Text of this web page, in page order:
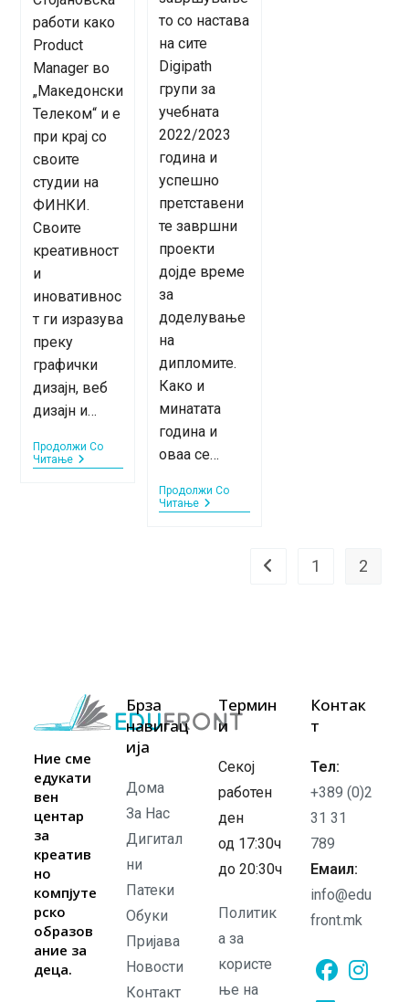
работи како
Product
Manager во
„Македонски
Телеком“ и е
при крај со
своите
студии на
ФИНКИ.
Своите
креативност
и
иновативнос
т ги изразува
преку
графички
дизајн, веб
дизајн и…
Продолжи Со
ЧитањеЗапознајте
то со настава
на сите
Digipath
групи за
учебната
2022/2023
година и
успешно
претставени
те завршни
проекти
дојде време
за
доделување
на
дипломите.
Како и
минатата
година и
оваа се…
Продолжи Со
ЧитањеПрослава
Go to the previous page
1 2
Ние сме
едукати
вен
центар
за
креатив
но
компјуте
рско
образов
ание за
деца.
Брза
навигац
ија
Дома
За Нас
Дигитал
ни
Патеки
Обуки
Пријава
Новости
Контакт
Термин
и
Секој
работен
ден
од 17:30ч
до 20:30ч
Политик
а за
користе
ње на
Контак
т
Тел:
+389 (0)2
31 31
789
Емаил:
info@edu
front.mk